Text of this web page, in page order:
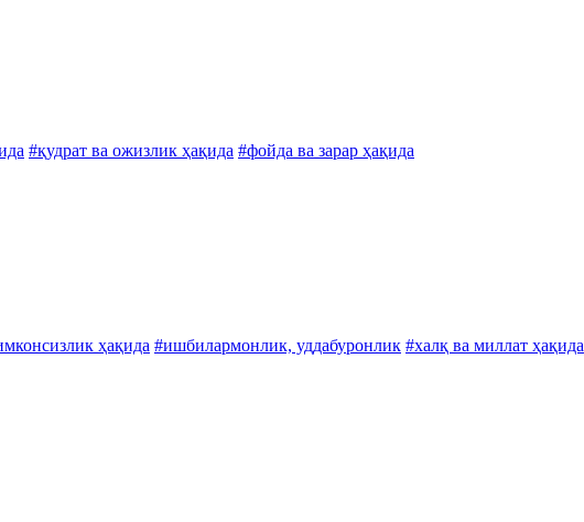
#қудрат ва ожизлик ҳақида #фойда ва зарар ҳақида
ҳақида #ишбилармонлик, уддабуронлик #халқ ва миллат ҳақида